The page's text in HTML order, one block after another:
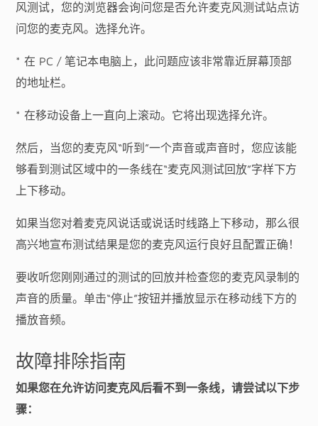
风测试，您的浏览器会询问您是否允许麦克风测试站点访
问您的麦克风。选择允许。
* 在 PC / 笔记本电脑上，此问题应该非常靠近屏幕顶部
的地址栏。
* 在移动设备上一直向上滚动。它将出现选择允许。
然后，当您的麦克风“听到”一个声音或声音时，您应该能
够看到测试区域中的一条线在“麦克风测试回放”字样下方
上下移动。
如果当您对着麦克风说话或说话时线路上下移动，那么很
高兴地宣布测试结果是您的麦克风运行良好且配置正确！
要收听您刚刚通过的测试的回放并检查您的麦克风录制的
声音的质量。单击“停止”按钮并播放显示在移动线下方的
播放音频。
故障排除指南
如果您在允许访问麦克风后看不到一条线，请尝试以下步
骤：